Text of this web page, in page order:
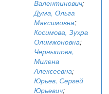
Валентинович;
Дума, Ольга
Максимовна;
Косимова, Зухра
Олимжоновна;
Чернышова,
Милена
Алексеевна;
Юрьев, Сергей
Юрьевич;